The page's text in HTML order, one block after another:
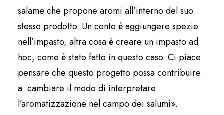
salame che propone aromi all’interno del suo
stesso prodotto. Un conto è aggiungere spezie
nell’impasto, altra cosa è creare un impasto ad
hoc, come è stato fatto in questo caso. Ci piace
pensare che questo progetto possa contribuire
a cambiare il modo di interpretare
l’aromatizzazione nel campo dei salumi».